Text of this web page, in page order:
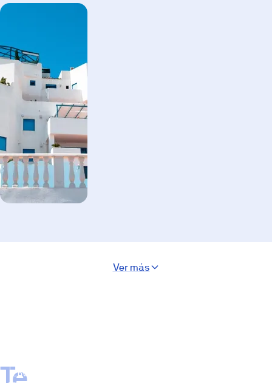
Ver más
Enviar